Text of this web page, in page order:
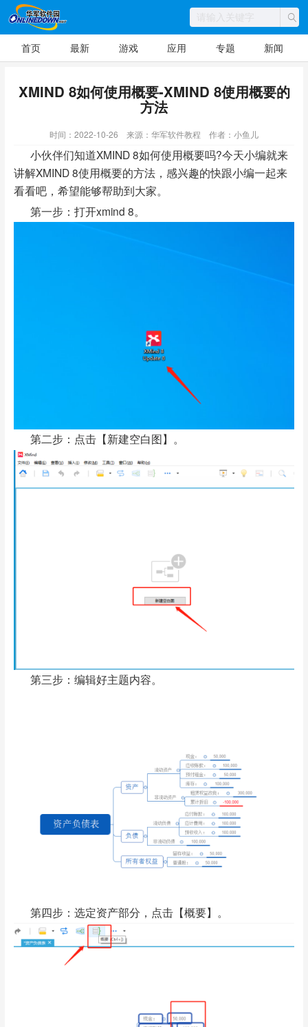
首页 最新 游戏 应用 专题 新闻
XMIND 8如何使用概要-XMIND 8使用概要的
方法
时间：2022-10-26 来源：华军软件教程 作者：小鱼儿
小伙伴们知道XMIND 8如何使用概要吗?今天小编就来
讲解XMIND 8使用概要的方法，感兴趣的快跟小编一起来
看看吧，希望能够帮助到大家。
第一步：打开xmind 8。
第二步：点击【新建空白图】。
第三步：编辑好主题内容。
第四步：选定资产部分，点击【概要】。